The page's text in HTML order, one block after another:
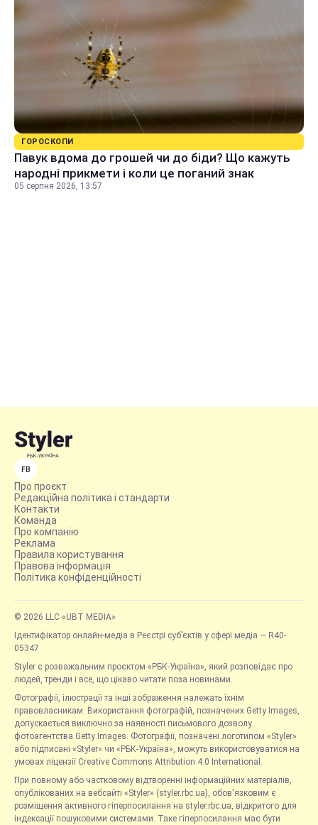
ГОРОСКОПИ
Павук вдома до грошей чи до біди? Що кажуть
народні прикмети і коли це поганий знак
05 серпня 2026, 13:57
FB
Про проєкт
Редакційна політика і стандарти
Контакти
Команда
Про компанію
Реклама
Правила користування
Правова інформація
Політика конфіденційності
© 2026 LLC «UBT MEDIA»
Ідентифікатор онлайн-медіа в Реєстрі суб’єктів у сфері медіа — R40-
05347
Styler є розважальним проєктом «РБК-Україна», який розповідає про
людей, тренди і все, що цікаво читати поза новинами.
Фотографії, ілюстрації та інші зображення належать їхнім
правовласникам. Використання фотографій, позначених Getty Images,
допускається виключно за наявності письмового дозволу
фотоагентства Getty Images. Фотографії, позначені логотипом «Styler»
або підписані «Styler» чи «РБК-Україна», можуть використовуватися на
умовах ліцензії Creative Commons Attribution 4.0 International.
При повному або частковому відтворенні інформаційних матеріалів,
опублікованих на вебсайті «Styler» (styler.rbc.ua), обов'язковим є
розміщення активного гіперпосилання на styler.rbc.ua, відкритого для
індексації пошуковими системами. Таке гіперпосилання має бути